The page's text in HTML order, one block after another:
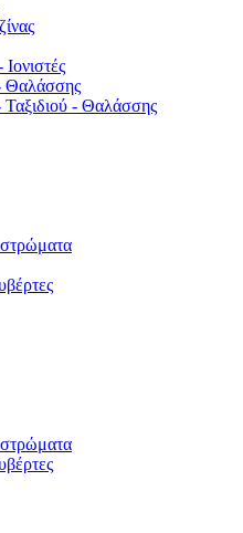
Θαλάσσης
- Θαλάσσης